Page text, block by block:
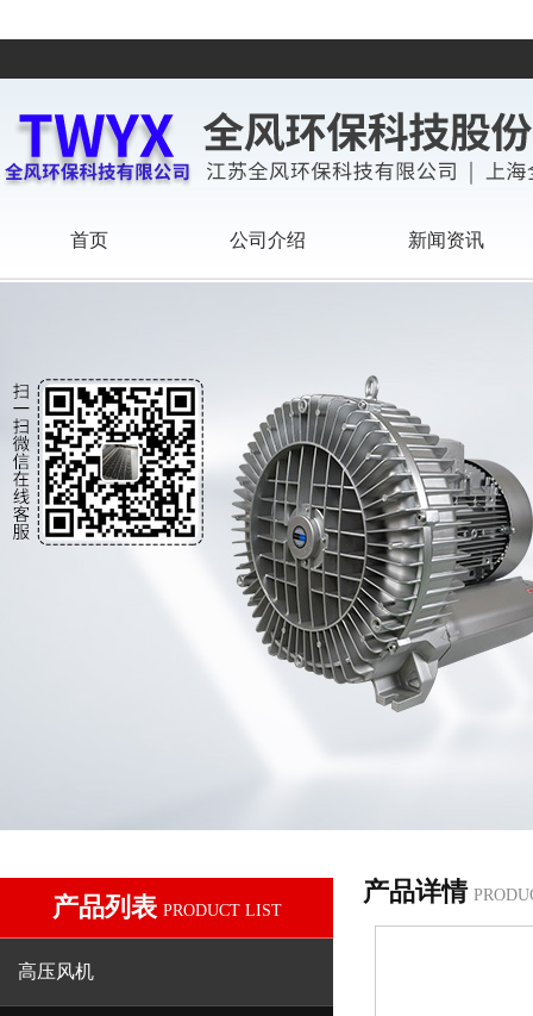
首页 公司介绍 新闻资讯
产品列表 PRODUCT LIST
高压风机
产品详情